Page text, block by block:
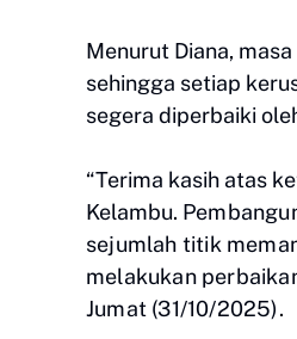
Menurut Diana,
sehingga setiap
segera diperbaiki
“Terima kasih atas
Kelambu.
sejumlah titik
melakukan
Jumat (31/10/2025).